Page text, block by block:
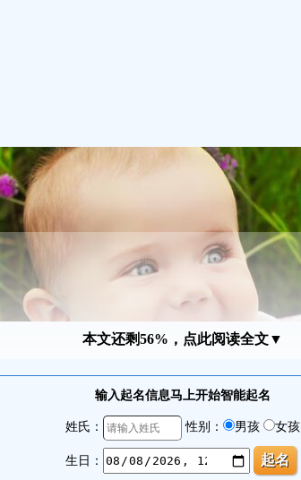
本文还剩56%，点此阅读全文▼
输入起名信息马上开始智能起名
姓氏： 性别： 男孩 女孩
生日：